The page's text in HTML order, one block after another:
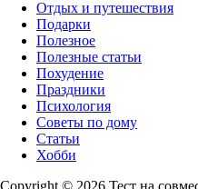
Отдых и путешествия
Подарки
Полезное
Полезные статьи
Похудение
Праздники
Психология
Советы по дому
Статьи
Хобби
Copyright © 2026 Тест на